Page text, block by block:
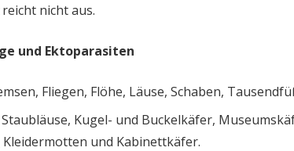
nicht aus.
und Ektoparasiten
Fliegen, Flöhe, Läuse, Schaben,
Kugel- und Buckelkäfer,
Kleidermotten und Kabinettkäfer.